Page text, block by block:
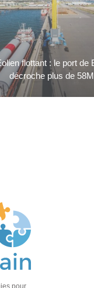
flottant : le port de
décroche plus de
pour